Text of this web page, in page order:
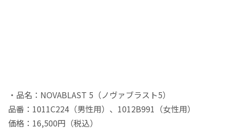
・品名：NOVABLAST 5（ノヴァブラスト5）
品番：1011C224（男性用）、1012B991（女性用）
価格：16,500円（税込）